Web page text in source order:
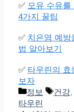
✅ 모유 수유
4가지 꿀팁
✅ 치은염 예방
법 알아보기
✅ 타우린의 효
보자
Categories
정보 Tags
건강,
타우린